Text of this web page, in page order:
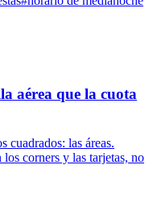
aérea que la cuota
cuadrados: las áreas.
corners y las tarjetas, no